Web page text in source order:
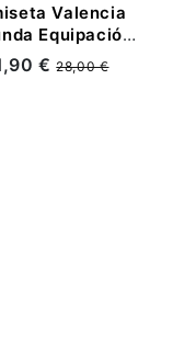
Valencia
Equipación
2026 Rojo con
La Liga
€28,00 €